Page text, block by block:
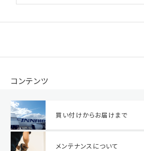
コンテンツ
買い付けからお届けまで
メンテナンスについて